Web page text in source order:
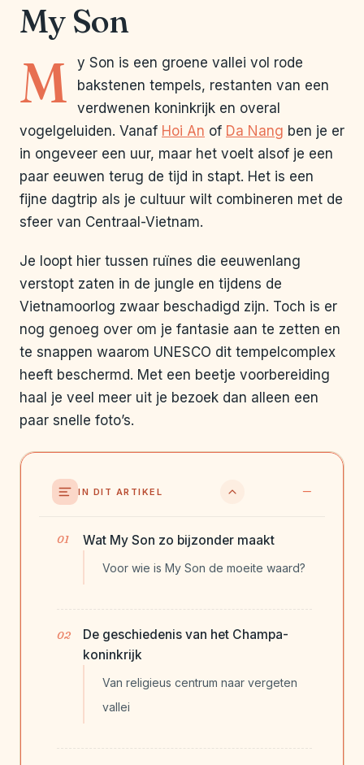
My Son
M
y Son is een groene vallei vol rode
bakstenen tempels, restanten van een
verdwenen koninkrijk en overal
vogelgeluiden. Vanaf Hoi An of Da Nang ben je er
in ongeveer een uur, maar het voelt alsof je een
paar eeuwen terug de tijd in stapt. Het is een
fijne dagtrip als je cultuur wilt combineren met de
sfeer van Centraal-Vietnam.
Je loopt hier tussen ruïnes die eeuwenlang
verstopt zaten in de jungle en tijdens de
Vietnamoorlog zwaar beschadigd zijn. Toch is er
nog genoeg over om je fantasie aan te zetten en
te snappen waarom UNESCO dit tempelcomplex
heeft beschermd. Met een beetje voorbereiding
haal je veel meer uit je bezoek dan alleen een
paar snelle foto’s.
IN DIT ARTIKEL
Wat My Son zo bijzonder maakt
Voor wie is My Son de moeite waard?
De geschiedenis van het Champa-
koninkrijk
Van religieus centrum naar vergeten
vallei